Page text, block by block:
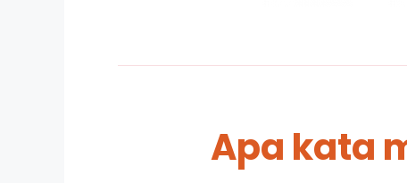
Apa kata